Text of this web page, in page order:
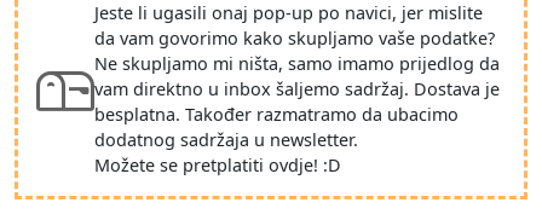
Jeste li ugasili onaj pop-up po navici, jer mislite
da vam govorimo kako skupljamo vaše podatke?
Ne skupljamo mi ništa, samo imamo prijedlog da
vam direktno u inbox šaljemo sadržaj. Dostava je
besplatna. Također razmatramo da ubacimo
dodatnog sadržaja u newsletter.
Možete se pretplatiti ovdje! :D